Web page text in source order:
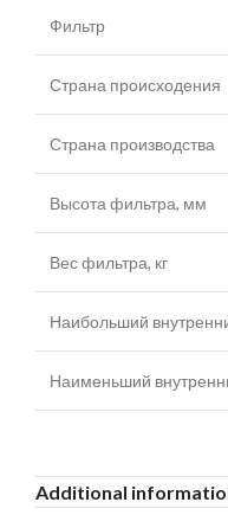
Фильтр
Страна происходения
Страна производства
Высота фильтра, мм
Вес фильтра, кг
Наибольший
Наименьший
Additional